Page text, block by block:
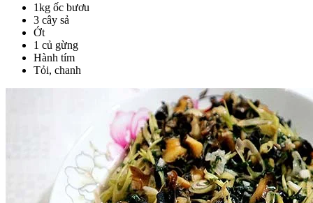
1kg ốc bươu
3 cây sả
Ớt
1 củ gừng
Hành tím
Tỏi, chanh